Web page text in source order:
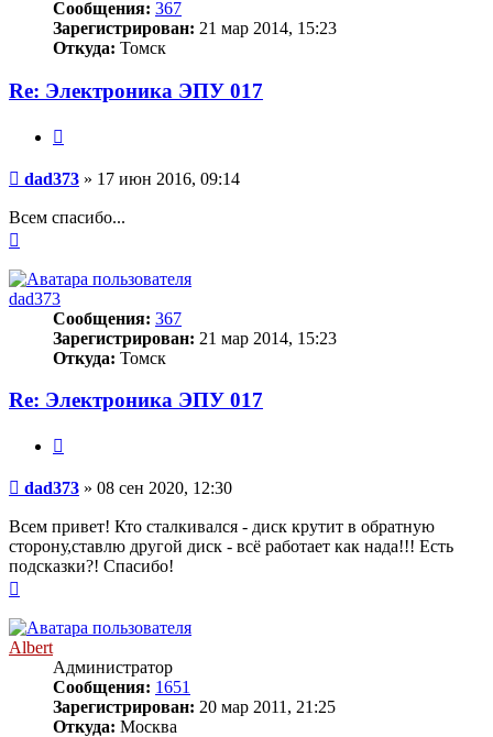
Сообщения: 367
Зарегистрирован: 21 мар 2014, 15:23
Откуда: Томск
Re: Электроника ЭПУ 017
Сообщение
dad373 » 17 июн 2016, 09:14
Всем спасибо...
началу
dad373
Сообщения: 367
Зарегистрирован: 21 мар 2014, 15:23
Откуда: Томск
Re: Электроника ЭПУ 017
Сообщение
dad373 » 08 сен 2020, 12:30
Всем привет! Кто сталкивался - диск крутит в обратную
сторону,ставлю другой диск - всё работает как нада!!! Есть
подсказки?! Спасибо!
началу
Albert
Администратор
Сообщения: 1651
Зарегистрирован: 20 мар 2011, 21:25
Откуда: Москва